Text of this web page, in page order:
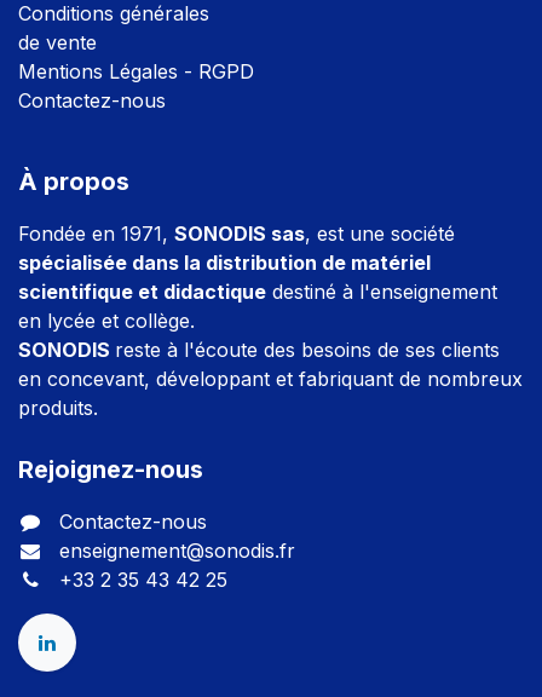
Conditions générales
de vente
Mentions Légales - RGPD
Contactez-nous
À propos
Fondée en 1971, SONODIS sas, est une société
spécialisée dans la distribution de matériel
scientifique et didactique destiné à l'enseignement
en lycée et collège.
SONODIS reste à l'écoute des besoins de ses clients
en concevant, développant et fabriquant de nombreux
produits.
Rejoignez-nous
Contactez-nous
enseignement@sonodis.fr
+33 2 35 43 42 25